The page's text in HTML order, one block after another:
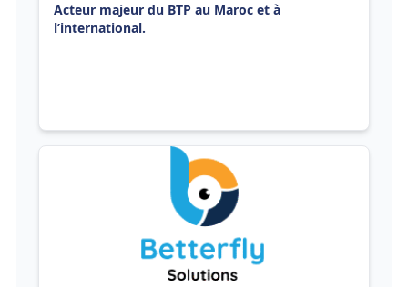
Acteur majeur du BTP au Maroc et à
l’international.